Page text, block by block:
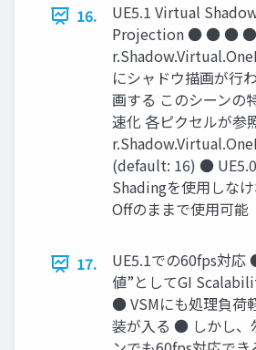
16.
UE5.1 Virtual
Projection ● ● ● ●
にシャドウ描画が行
画する このシーンの
速化 各ピクセルが
(default: 16) ●
Shadingを使用しな
Offのままで使用可能
17.
UE5.1での60fps対応
値”としてGI
● VSMにも処理負荷
装が入る ● しかし、